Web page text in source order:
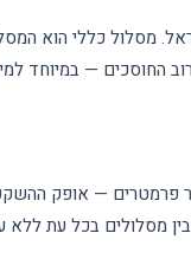
מסלול כללי הוא
החוסכים — במיוחד
פרמטרים — אופק
מסלולים בכל עת ללא